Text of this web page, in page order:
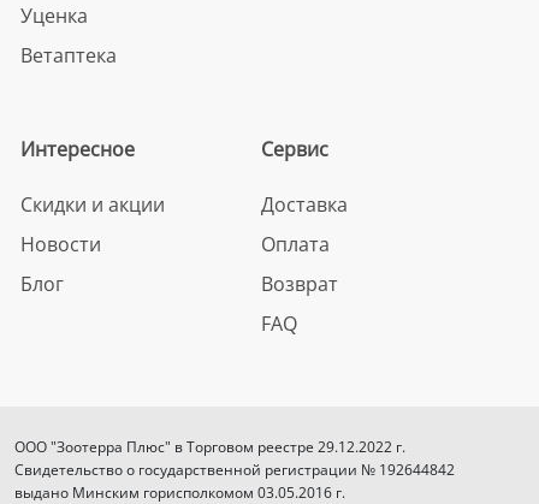
Уценка
Ветаптека
Интересное
Скидки и акции
Новости
Блог
Сервис
Доставка
Оплата
Возврат
FAQ
ООО "Зоотерра Плюс" в Торговом реестре 29.12.2022 г.
Свидетельство о государственной регистрации № 192644842
выдано Минским горисполкомом 03.05.2016 г.